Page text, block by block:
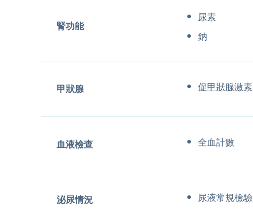
腎功能
尿素
鈉
甲狀腺 促甲狀腺激素
血液檢查 全血計數
泌尿情況 尿液常規檢驗